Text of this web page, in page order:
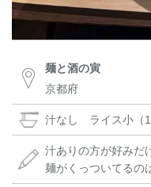
麺と酒の寅
京都府
汁なし ライス小（
汁ありの方が好みだ
麺がくっついてるの